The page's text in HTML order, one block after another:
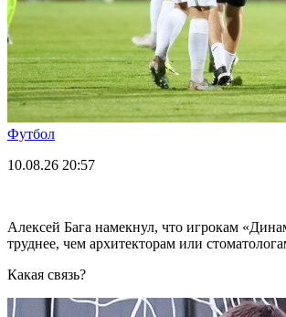
Футбол
10.08.26 20:57
Алексей Бага намекнул, что игрокам
труднее, чем архитекторам или
Какая связь?